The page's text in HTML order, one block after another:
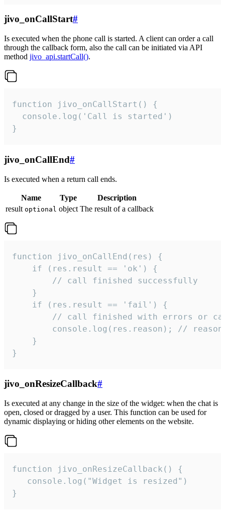
jivo_onCallStart#
Is executed when the phone call is started. A client can order a call
through the callback form, also the call can be initiated via API
method jivo_api.startCall().
function jivo_onCallStart() {
  console.log('Call is started')
}
jivo_onCallEnd#
Is executed when a return call ends.
Name Type
Description
result optional object The result of a callback
function jivo_onCallEnd(res) {
    if (res.result == 'ok') {
        // call finished successfully
    }
    if (res.result == 'fail') {
// call finished with errors or
console.log(res.reason); //
    }
}
jivo_onResizeCallback#
Is executed at any change in the size of the widget: when the chat is
open, closed or dragged by a user. This function can be used for
dynamic displaying or hiding other elements on the website.
function jivo_onResizeCallback() {
   console.log("Widget is resized")
}